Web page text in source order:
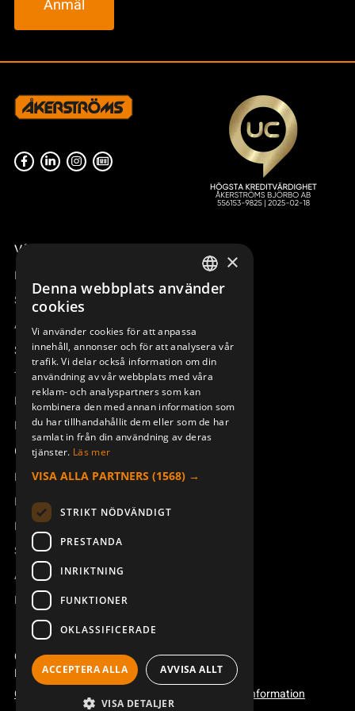
c
e
Våra radiostyrningar – översikt
Remotus
Sesam
Access_Ctrl
Support
Teknisk support
Boka service
Manualer och videoinstruktioner
Om Åkerströms
Kontakt
Nyheter
Pressrum
Säkerhet och direktiv
Allmänna villkor
REACH
Copyright ©2026 Åkerströms. All rights reserved.
Björbovägen 143, 786 97 Björbo.
Code of conduct
Webbplatsinformation
SWEDISH
DEUTSCH
×
Denna webbplats använder
cookies
Vi använder cookies för att anpassa
innehåll, annonser och för att analysera vår
trafik. Vi delar också information om din
användning av vår webbplats med våra
reklam- och analyspartners som kan
kombinera den med annan information som
du har tillhandahållit dem eller som de har
samlat in från din användning av deras
tjänster. Läs mer
VISA ALLA PARTNERS (1568) →
STRIKT NÖDVÄNDIGT
PRESTANDA
INRIKTNING
FUNKTIONER
OKLASSIFICERADE
ACCEPTERA ALLA AVVISA ALLT
VISA DETALJER